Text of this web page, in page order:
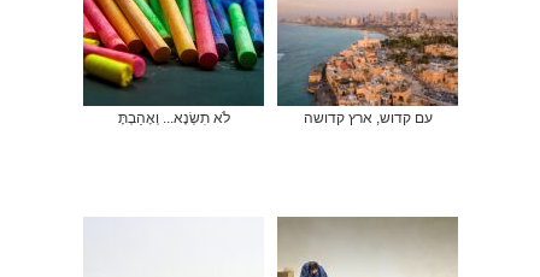
עם קדוש, ארץ קדושה לֹא תִשְׂנָא... וְאָהַבְתָּ